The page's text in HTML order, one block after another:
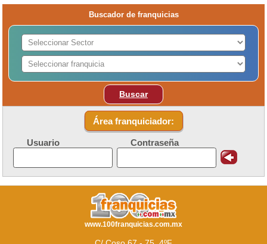
Buscador de franquicias
Buscar
Área franquiciador:
Usuario Contraseña
www.100franquicias.com.mx